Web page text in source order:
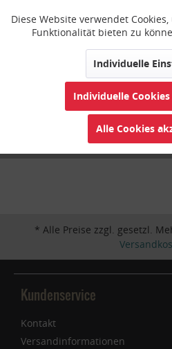
Diamond
* Alle Preise zzgl. gesetzl.
Kundenservice
Kontakt
Versandinformationen
Funktionale
Personalisierung
Diese Website verwendet
Funktionalität bieten zu
Individuelle
Individuelle
Alle Cookies